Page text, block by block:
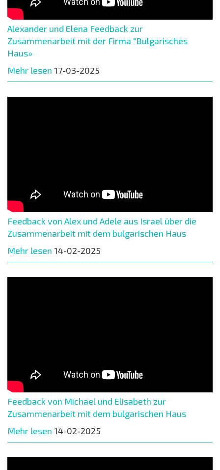
Alexander und Elena Feedback zur
Zusammenarbeit mit der Firma "Bulgarisches
Haus»
Mehr lesen 17-03-2025
Feedback von Alex und Adele aus Israel über die
Zusammenarbeit mit dem bulgarischen Haus
Mehr lesen 14-02-2025
Feedback von Michael und Elisabeth zur
Zusammenarbeit mit dem bulgarischen Haus
Mehr lesen 14-02-2025